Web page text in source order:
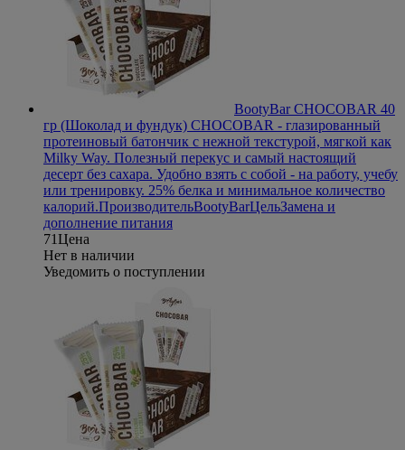
BootyBar CHOCOBAR 40
гр (Шоколад и фундук) CHOCOBAR - глазированный
протеиновый батончик с нежной текстурой, мягкой как
Milky Way. Полезный перекус и самый настоящий
десерт без сахара. Удобно взять с собой - на работу, учебу
или тренировку. 25% белка и минимальное количество
калорий.ПроизводительBootyBarЦельЗамена и
дополнение питания
71Цена
Нет в наличии
Уведомить о поступлении